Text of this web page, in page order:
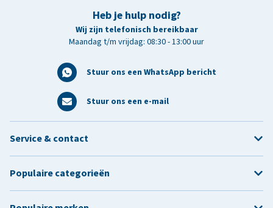
Heb je hulp nodig?
Wij zijn telefonisch bereikbaar
Maandag t/m vrijdag: 08:30 - 13:00 uur
Stuur ons een WhatsApp bericht
Stuur ons een e-mail
Service & contact
Populaire categorieën